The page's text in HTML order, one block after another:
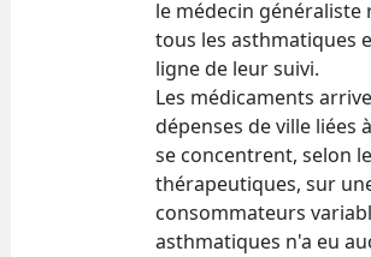
le médecin
tous les asthmatiques
ligne de leur suivi.
Les médicaments
dépenses de ville liées
se concentrent, selon
thérapeutiques, sur
consommateurs
asthmatiques n'a eu